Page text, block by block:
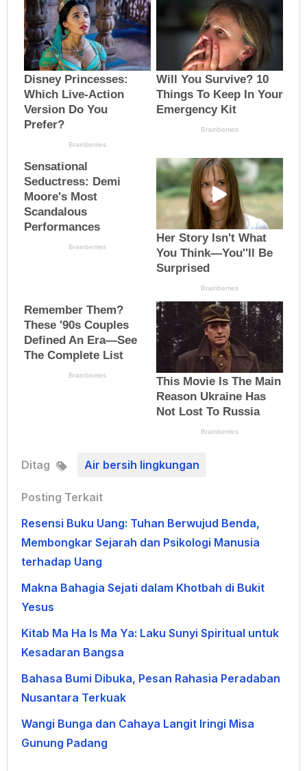
Ditag Air bersih lingkungan
Posting Terkait
Resensi Buku Uang: Tuhan Berwujud Benda,
Membongkar Sejarah dan Psikologi Manusia
terhadap Uang
Makna Bahagia Sejati dalam Khotbah di Bukit
Yesus
Kitab Ma Ha Is Ma Ya: Laku Sunyi Spiritual untuk
Kesadaran Bangsa
Bahasa Bumi Dibuka, Pesan Rahasia Peradaban
Nusantara Terkuak
Wangi Bunga dan Cahaya Langit Iringi Misa
Gunung Padang